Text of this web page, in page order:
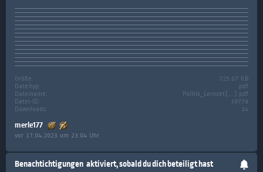
Größe:
725.07 KB
Dateityp:
pdf
Dateiname:
Politik_Lernzet[...].pdf
Datei-ID:
39779
Downloads:
14
merle177
vor 17.04.2023 um 23:04 Uhr
Benachtichtigungen aktiviert, sobald du dich beteiligt hast